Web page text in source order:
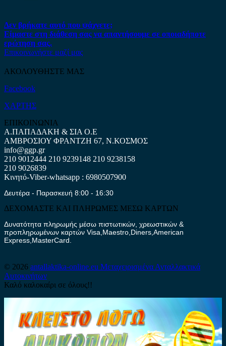
Δεν βρήκατε αυτό που ψάχνετε;
Είμαστε στη διάθεση σας να απαντήσουμε σε οποιαδήποτε
ερώτηση σας.
Επικοινωνήστε μαζί μας
ΑΚΟΛΟΥΘΗΣΤΕ ΜΑΣ
Facebook
ΧΑΡΤΗΣ
ΕΠΙΚΟΙΝΩΝΙΑ
Α.ΠΑΠΑΔΑΚΗ & ΣΙΑ Ο.Ε
ΑΜΒΡΟΣΙΟΥ ΦΡΑΝΤΖΗ 67, Ν.ΚΟΣΜΟΣ
info@ggp.gr
210 9012444 210 9239148 210 9238158
210 9026839
Κινητό-Viber-whatsapp : 6980507900
Δευτέρα - Παρασκευή 8:00 - 16:30
ΔΕΧΟΜΑΣΤΕ ΚΑΙ ΠΛΗΡΩΜΕΣ ΜΕΣΩ ΚΑΡΤΩΝ
Δυνατότητα πληρωμής μέσω πιστωτικών, χρεωστικών &
προπληρωμένων καρτών Visa,Maestro,Diners,American
Express,MasterCard.
© 2026 antallaktika-online.eu Μεταχειρισμένα Ανταλλακτικά
Αυτοκινήτων
Καλό καλοκαίρι σε όλους!!